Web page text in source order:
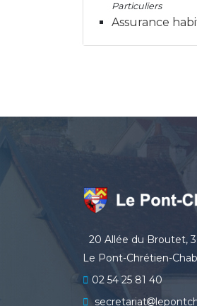
Particuliers
Assurance
20 Allée du Broutet,
Le Pont-Chrétien-
02 54 25 81 40
secretariat